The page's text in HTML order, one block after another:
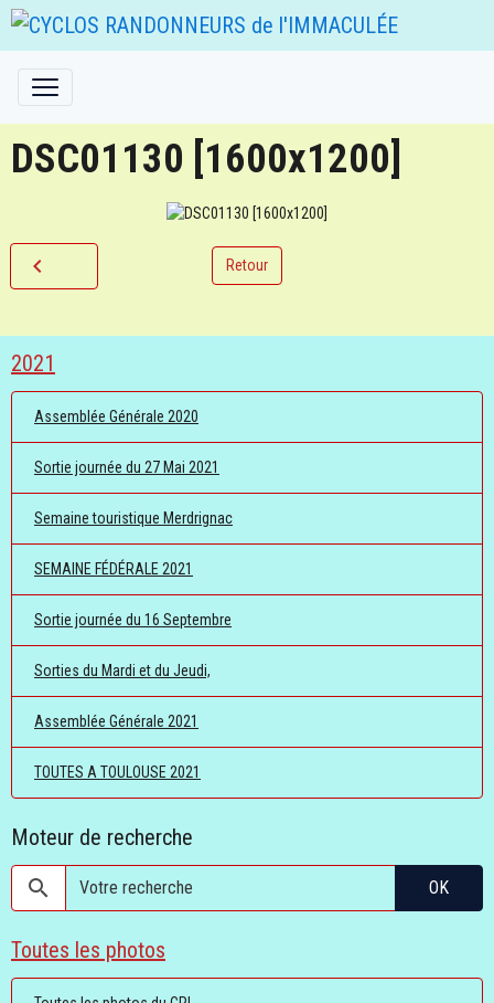
DSC01130 [1600x1200]
Retour
2021
Assemblée Générale 2020
Sortie journée du 27 Mai 2021
Semaine touristique Merdrignac
SEMAINE FÉDÉRALE 2021
Sortie journée du 16 Septembre
Sorties du Mardi et du Jeudi,
Assemblée Générale 2021
TOUTES A TOULOUSE 2021
Moteur de recherche
OK
Toutes les photos